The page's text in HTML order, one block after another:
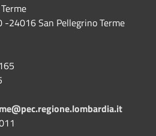
-24016 San Pellegrino Terme